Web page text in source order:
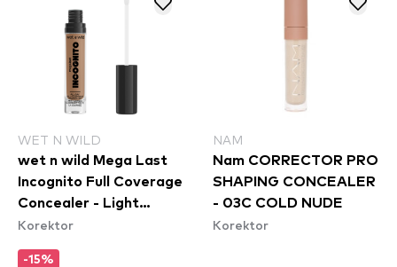
WET N WILD
wet n wild Mega Last
Incognito Full Coverage
Concealer - Light
Medium
Korektor
-15%
NAM
Nam CORRECTOR PRO
SHAPING CONCEALER
- 03C COLD NUDE
Korektor